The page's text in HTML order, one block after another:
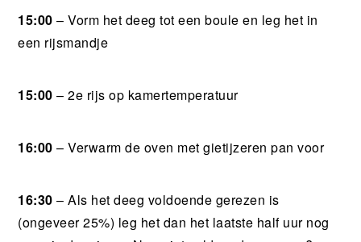
15:00 – Vorm het deeg tot een boule en leg het in
een rijsmandje
15:00 – 2e rijs op kamertemperatuur
16:00 – Verwarm de oven met gietijzeren pan voor
16:30 – Als het deeg voldoende gerezen is
(ongeveer 25%) leg het dan het laatste half uur nog